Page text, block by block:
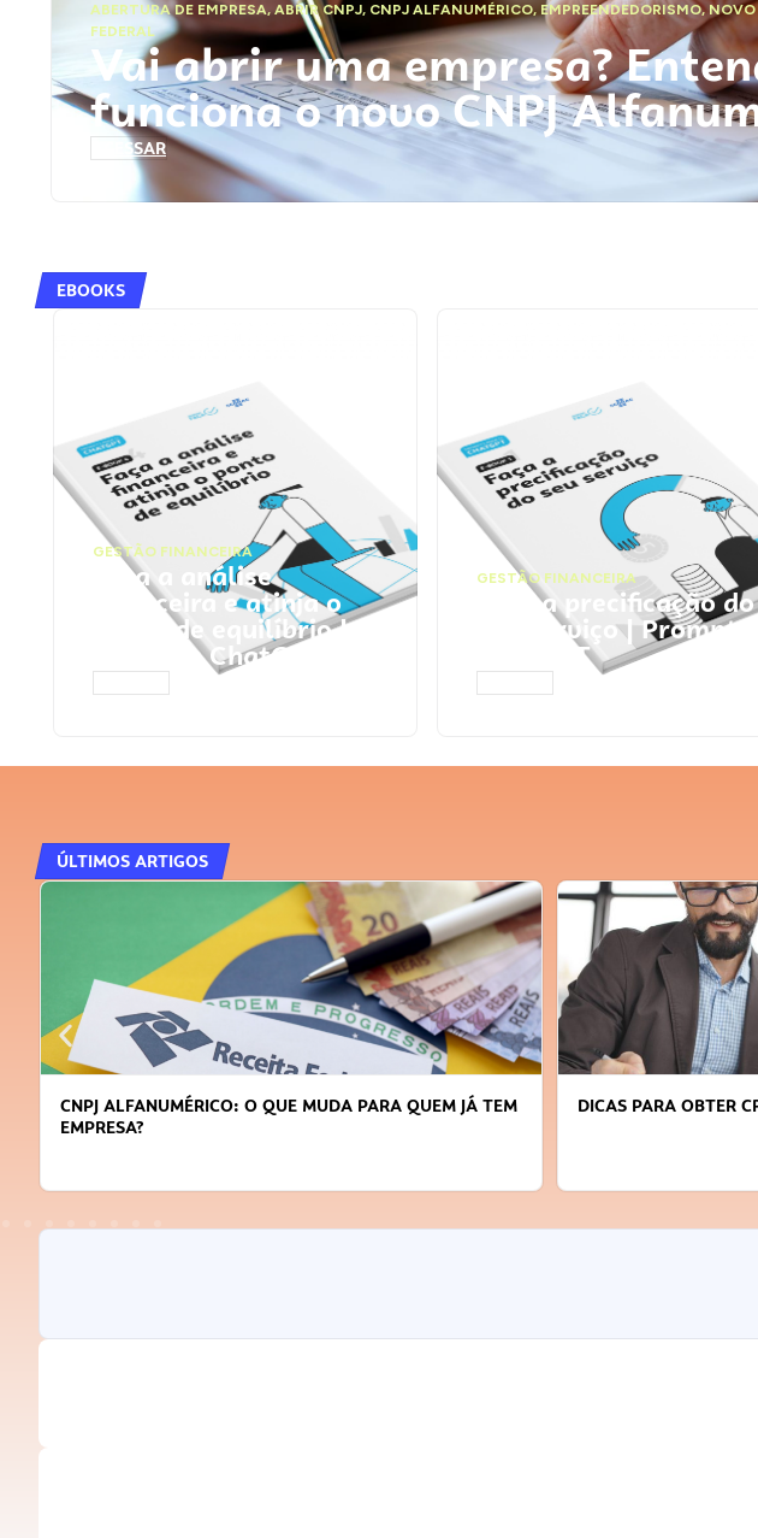
ABERTURA DE EMPRESA,ABRIR CNPJ, CNPJ ALFANUMÉRICO, EMPREENDEDORISMO,NOVO
FEDERAL
Vai abrir uma empresa?
funciona o novo CNPJ
ACESSAR
EBOOKS
GESTÃO FINANCEIRA
Faça a análise
financeira e atinja o
ponto de equilíbrio |
Prompts ChatGPT
GESTÃO FINANCEIRA
Faça a precificação do
seu serviço | Prompts
ChatGPT
ÚLTIMOS ARTIGOS
CNPJ ALFANUMÉRICO: O QUE MUDA PARA QUEM JÁ TEM
EMPRESA?
DICAS PARA OBTER